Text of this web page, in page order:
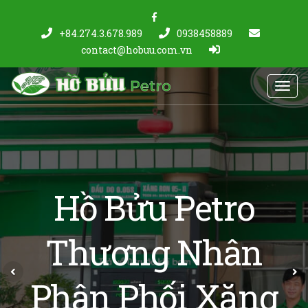
+84.274.3.678.989
0938458889
contact@hobuu.com.vn
Hồ Bửu Petro
Thương Nhân
Phân Phối Xăng
Previous